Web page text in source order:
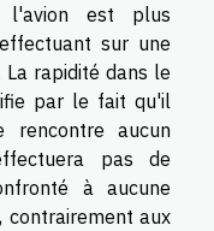
l'avion est plus
sur une
rapidité dans le
par le fait qu'il
aucun
pas de
à aucune
contrairement aux